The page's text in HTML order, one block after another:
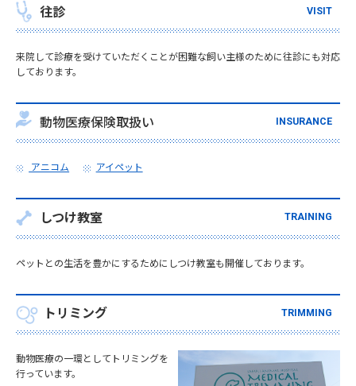
往診 VISIT
来院して診療を受けていただくことが困難な飼い主様のために往診にも対応
しております。
動物医療保険取扱い INSURANCE
アニコム アイペット
しつけ教室 TRAINING
ペットとの生活を豊かにするためにしつけ教室も開催しております。
トリミング TRIMMING
動物医療の一環としてトリミングを
行っています。